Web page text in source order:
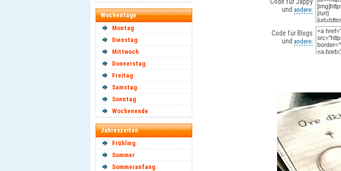
Wochentage
Montag
Dienstag
Mittwoch
Donnerstag
Freitag
Samstag
Sonntag
Wochenende
Jahreszeiten
Frühling
Sommer
Sommeranfang
und andere:
Code für Blogs
und andere: